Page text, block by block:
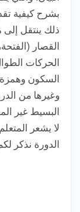
بشرح كيفية
ذلك ينتقل
القصار
الحركات
السكون وهمزة
وغيرها من
البسيط غير
لا يشعر
الدورة نذكر